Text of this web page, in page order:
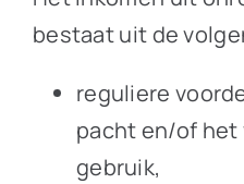
bestaat uit de
reguliere
pacht en/of het
gebruik,